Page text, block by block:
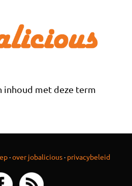
inhoud met deze term
·over jobalicious · privacybeleid